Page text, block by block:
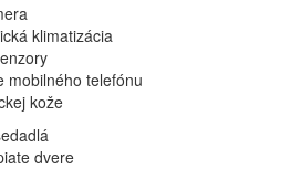
klimatizácia
mobilného telefónu
kože
dvere